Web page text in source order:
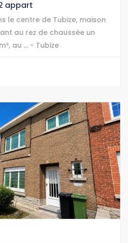
appart
le centre de Tubize, maison
au rez de chaussée un
au ... - Tubize